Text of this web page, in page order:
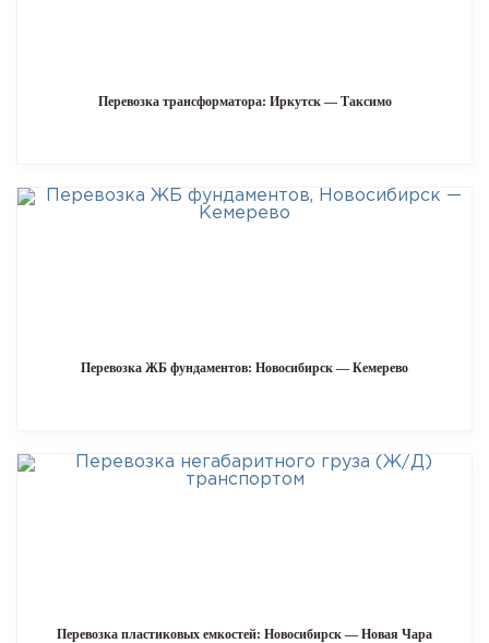
Перевозка трансформатора: Иркутск — Таксимо
Перевозка ЖБ фундаментов: Новосибирск — Кемерево
Перевозка пластиковых емкостей: Новосибирск — Новая Чара